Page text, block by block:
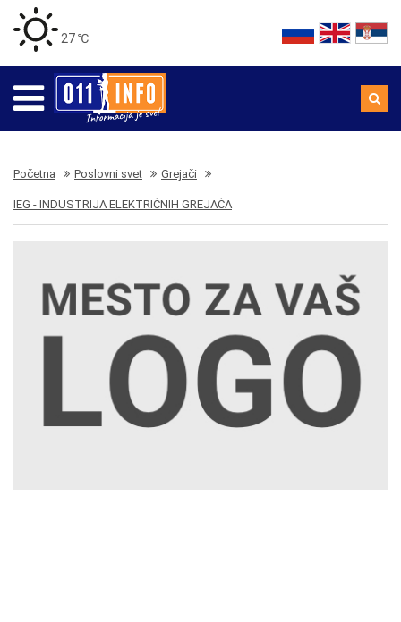
27 ℃
Početna Poslovni svet Grejači
IEG - INDUSTRIJA ELEKTRIČNIH GREJAČA